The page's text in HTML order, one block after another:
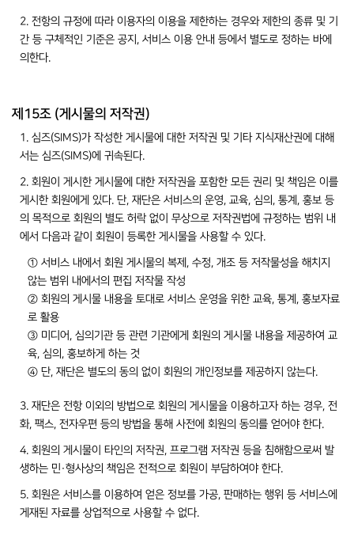
2. 전항의 규정에 따라 이용자의 이용을 제한하는 경우와 제한의 종류 및 기
간 등 구체적인 기준은 공지, 서비스 이용 안내 등에서 별도로 정하는 바에
의한다.
제15조 (게시물의 저작권)
1. 심즈(SIMS)가 작성한 게시물에 대한 저작권 및 기타 지식재산권에 대해
서는 심즈(SIMS)에 귀속된다.
2. 회원이 게시한 게시물에 대한 저작권을 포함한 모든 권리 및 책임은 이를
게시한 회원에게 있다. 단, 재단은 서비스의 운영, 교육, 심의, 통계, 홍보 등
의 목적으로 회원의 별도 허락 없이 무상으로 저작권법에 규정하는 범위 내
에서 다음과 같이 회원이 등록한 게시물을 사용할 수 있다.
① 서비스 내에서 회원 게시물의 복제, 수정, 개조 등 저작물성을 해치지
않는 범위 내에서의 편집 저작물 작성
② 회원의 게시물 내용을 토대로 서비스 운영을 위한 교육, 통계, 홍보자료
로 활용
③ 미디어, 심의기관 등 관련 기관에게 회원의 게시물 내용을 제공하여 교
육, 심의, 홍보하게 하는 것
④ 단, 재단은 별도의 동의 없이 회원의 개인정보를 제공하지 않는다.
3. 재단은 전항 이외의 방법으로 회원의 게시물을 이용하고자 하는 경우, 전
화, 팩스, 전자우편 등의 방법을 통해 사전에 회원의 동의를 얻어야 한다.
4. 회원의 게시물이 타인의 저작권, 프로그램 저작권 등을 침해함으로써 발
생하는 민·형사상의 책임은 전적으로 회원이 부담하여야 한다.
5. 회원은 서비스를 이용하여 얻은 정보를 가공, 판매하는 행위 등 서비스에
게재된 자료를 상업적으로 사용할 수 없다.